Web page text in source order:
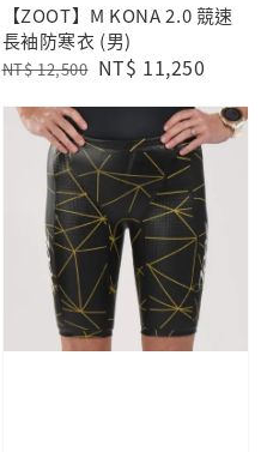
【ZOOT】M KONA 2.0 競速
長袖防寒衣 (男)
Regular
NT$ 12,500 Sale
NT$ 11,250